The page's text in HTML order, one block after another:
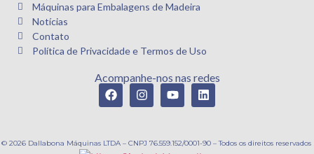
Máquinas para Embalagens de Madeira
Notícias
Contato
Política de Privacidade e Termos de Uso
Acompanhe-nos nas redes
© 2026 Dallabona Máquinas LTDA – CNPJ 76.559.152/0001-90 – Todos os direitos reservados